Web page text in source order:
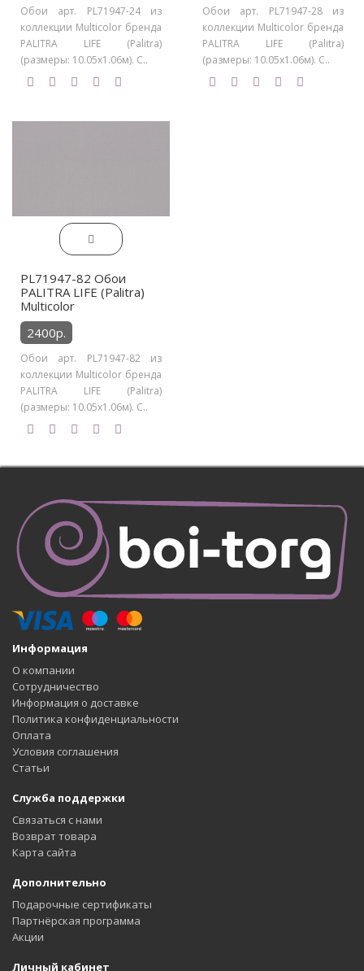
Обои арт. PL71947-24 из
коллекции Multicolor бренда
PALITRA LIFE (Palitra)
(размеры: 10.05х1.06м). С..
Обои арт. PL71947-28 из
коллекции Multicolor бренда
PALITRA LIFE (Palitra)
(размеры: 10.05х1.06м). С..
PL71947-82 Обои
PALITRA LIFE (Palitra)
Multicolor
2400р.
Обои арт. PL71947-82 из
коллекции Multicolor бренда
PALITRA LIFE (Palitra)
(размеры: 10.05х1.06м). С..
Информация
О компании
Сотрудничество
Информация о доставке
Политика конфиденциальности
Оплата
Условия соглашения
Статьи
Служба поддержки
Связаться с нами
Возврат товара
Карта сайта
Дополнительно
Подарочные сертификаты
Партнёрская программа
Акции
Личный кабинет